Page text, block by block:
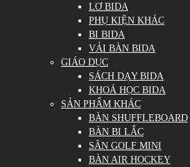
LƠ BIDA
PHỤ KIỆN KHÁC
BI BIDA
VẢI BÀN BIDA
GIÁO DỤC
SÁCH DẠY BIDA
KHOÁ HỌC BIDA
SẢN PHẨM KHÁC
BÀN SHUFFLEBOARD
BÀN BI LẮC
SÂN GOLF MINI
BÀN AIR HOCKEY